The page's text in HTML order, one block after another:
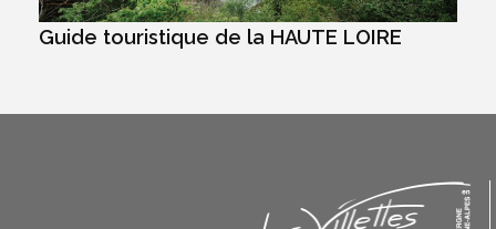
Guide touristique de la HAUTE LOIRE